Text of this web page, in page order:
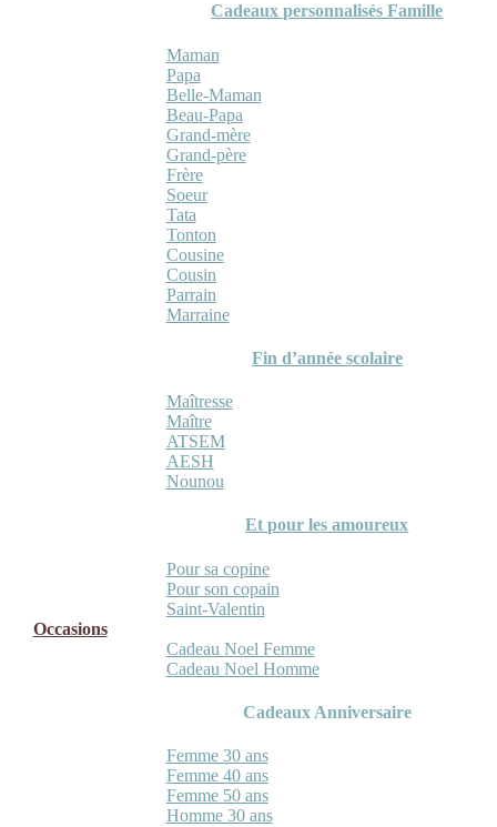
Cadeaux personnalisés Famille
Maman
Papa
Belle-Maman
Beau-Papa
Grand-mère
Grand-père
Frère
Soeur
Tata
Tonton
Cousine
Cousin
Parrain
Marraine
Fin d’année scolaire
Maîtresse
Maître
ATSEM
AESH
Nounou
Et pour les amoureux
Pour sa copine
Pour son copain
Saint-Valentin
Occasions
Cadeau Noel Femme
Cadeau Noel Homme
Cadeaux Anniversaire
Femme 30 ans
Femme 40 ans
Femme 50 ans
Homme 30 ans